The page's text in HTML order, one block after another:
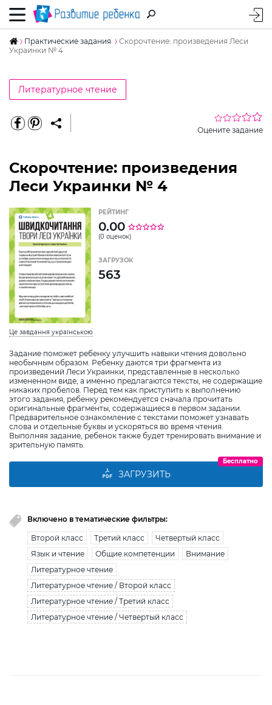
Практические задания
Скорочтение: произведения Леси
Украинки № 4
Литературное чтение
Оцените задание
Скорочтение: произведения
Леси Украинки № 4
Це завдання українською
Задание поможет ребенку улучшить навыки чтения довольно
необычным образом. Ребенку даются три фрагмента из
произведений Леси Украинки, представленные в несколько
измененном виде, а именно предлагаются тексты, не содержащие
никаких пробелов. Перед тем как приступить к выполнению
этого задания, ребенку рекомендуется сначала прочитать
оригинальные фрагменты, содержащиеся в первом задании.
Предварительное ознакомление с текстами поможет узнавать
слова и отдельные буквы и ускоряться во время чтения.
Выполняя задание, ребенок также будет тренировать внимание и
зрительную память.
РЕЙТИНГ
0.00
(0 оценок)
ЗАГРУЗОК
563
ЗАГРУЗИТЬ
Бесплатно
Включено в тематические фильтры:
Второй класс Третий класс
Четвертый класс
Язык и чтение
Общие компетенции
Внимание
Литературное чтение
Литературное чтение / Второй класс
Литературное чтение / Третий класс
Литературное чтение / Четвертый класс